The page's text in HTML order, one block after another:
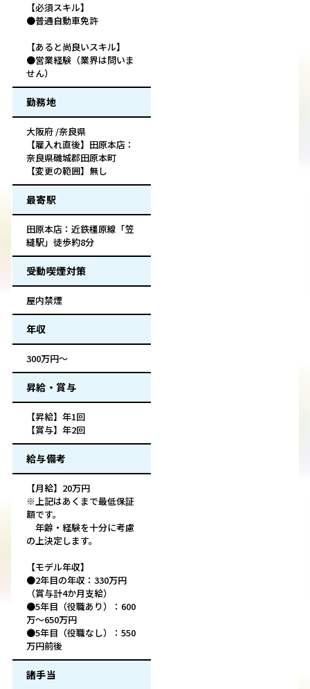
【必須スキル】
●普通自動車免許
【あると尚良いスキル】
●営業経験（業界は問いま
せん）
勤務地
大阪府 /奈良県
【雇入れ直後】田原本店：
奈良県磯城郡田原本町
【変更の範囲】無し
最寄駅
田原本店：近鉄橿原線「笠
縫駅」徒歩約8分
受動喫煙対策
屋内禁煙
年収
300万円～
昇給・賞与
【昇給】年1回
【賞与】年2回
給与備考
【月給】20万円
※上記はあくまで最低保証
額です。
年齢・経験を十分に考慮
の上決定します。
【モデル年収】
●2年目の年収：330万円
（賞与計4か月支給）
●5年目（役職あり）：600
万～650万円
●5年目（役職なし）：550
万円前後
諸手当